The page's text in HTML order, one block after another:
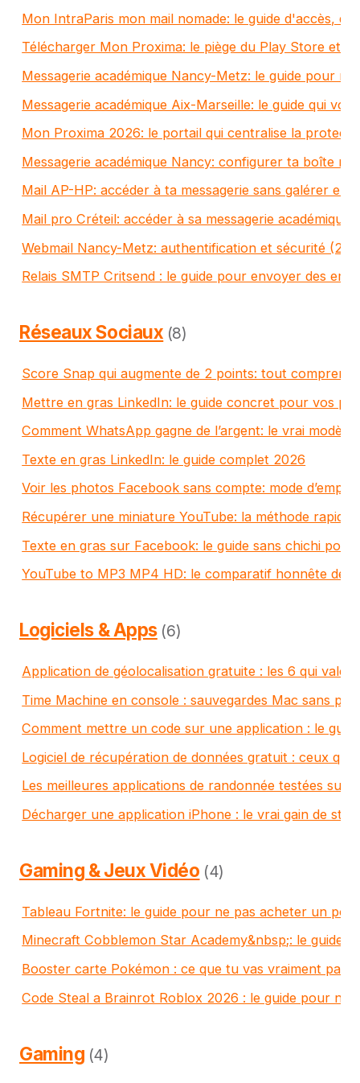
Mon IntraParis mon mail nomade: le guide d'accès,
Télécharger Mon Proxima: le piège du Play Store et
Messagerie académique Nancy-Metz: le guide pour
Messagerie académique Aix-Marseille: le guide qui
Mon Proxima 2026: le portail qui centralise la
Messagerie académique Nancy: configurer ta boîte
Mail AP-HP: accéder à ta messagerie sans galérer en
Mail pro Créteil: accéder à sa messagerie
Webmail Nancy-Metz: authentification et sécurité
Relais SMTP Critsend : le guide pour envoyer des
Réseaux Sociaux (8)
Score Snap qui augmente de 2 points: tout
Mettre en gras LinkedIn: le guide concret pour vos
Comment WhatsApp gagne de l’argent: le vrai
Texte en gras LinkedIn: le guide complet 2026
Voir les photos Facebook sans compte: mode
Récupérer une miniature YouTube: la méthode rapide
Texte en gras sur Facebook: le guide sans chichi pour
YouTube to MP3 MP4 HD: le comparatif honnête de
Logiciels & Apps (6)
Application de géolocalisation gratuite : les 6 qui
Time Machine en console : sauvegardes Mac sans
Comment mettre un code sur une application : le
Logiciel de récupération de données gratuit : ceux
Les meilleures applications de randonnée testées sur
Décharger une application iPhone : le vrai gain de
Gaming & Jeux Vidéo (4)
Tableau Fortnite: le guide pour ne pas acheter un
Minecraft Cobblemon Star Academy&nbsp;: le guide
Booster carte Pokémon : ce que tu vas vraiment
Code Steal a Brainrot Roblox 2026 : le guide pour ne
Gaming (4)